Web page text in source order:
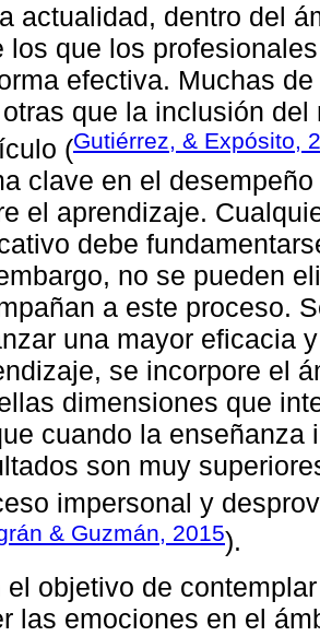
actualidad, dentro del
los que los
efectiva. Muchas
que la inclusión
(Gutiérrez, & Expósito,
clave en el
el aprendizaje.
debe
no se pueden
a este proceso.
una mayor eficacia
se incorpore el
dimensiones que
cuando la enseñanza
son muy
impersonal y
& Guzmán, 2015).
el objetivo de
las emociones en el